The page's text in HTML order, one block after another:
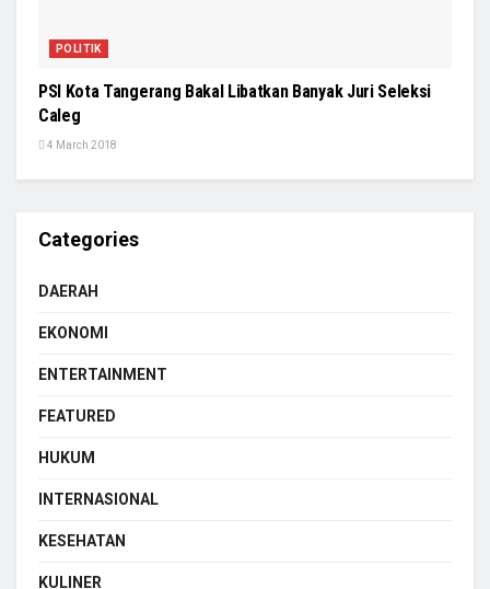
POLITIK
PSI Kota Tangerang Bakal Libatkan Banyak Juri Seleksi
Caleg
4 March 2018
Categories
DAERAH
EKONOMI
ENTERTAINMENT
FEATURED
HUKUM
INTERNASIONAL
KESEHATAN
KULINER